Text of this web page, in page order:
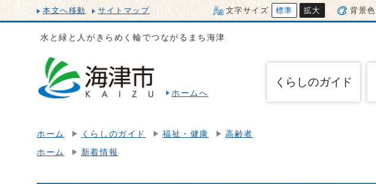
本文へ移動 サイトマップ 文字サイズ 標準 拡大 背景色
水と緑と人がきらめく輪でつながるまち海津
ホームへ
くらしのガイド
ホーム くらしのガイド 福祉・健康 高齢者
ホーム 新着情報